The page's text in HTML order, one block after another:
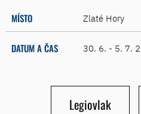
MÍSTO Zlaté Hory
DATUM A ČAS 30. 6. - 5. 7.
Legiovlak